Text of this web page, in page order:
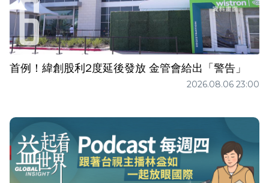
首例！緯創股利2度延後發放 金管會給出「警告」
2026.08.06 23:00